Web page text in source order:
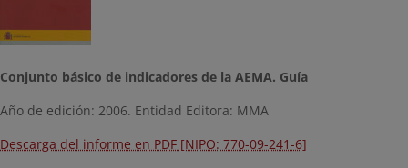
Conjunto básico de indicadores de la AEMA. Guía
Año de edición: 2006. Entidad Editora: MMA
Descarga del informe en PDF [NIPO: 770-09-241-6]